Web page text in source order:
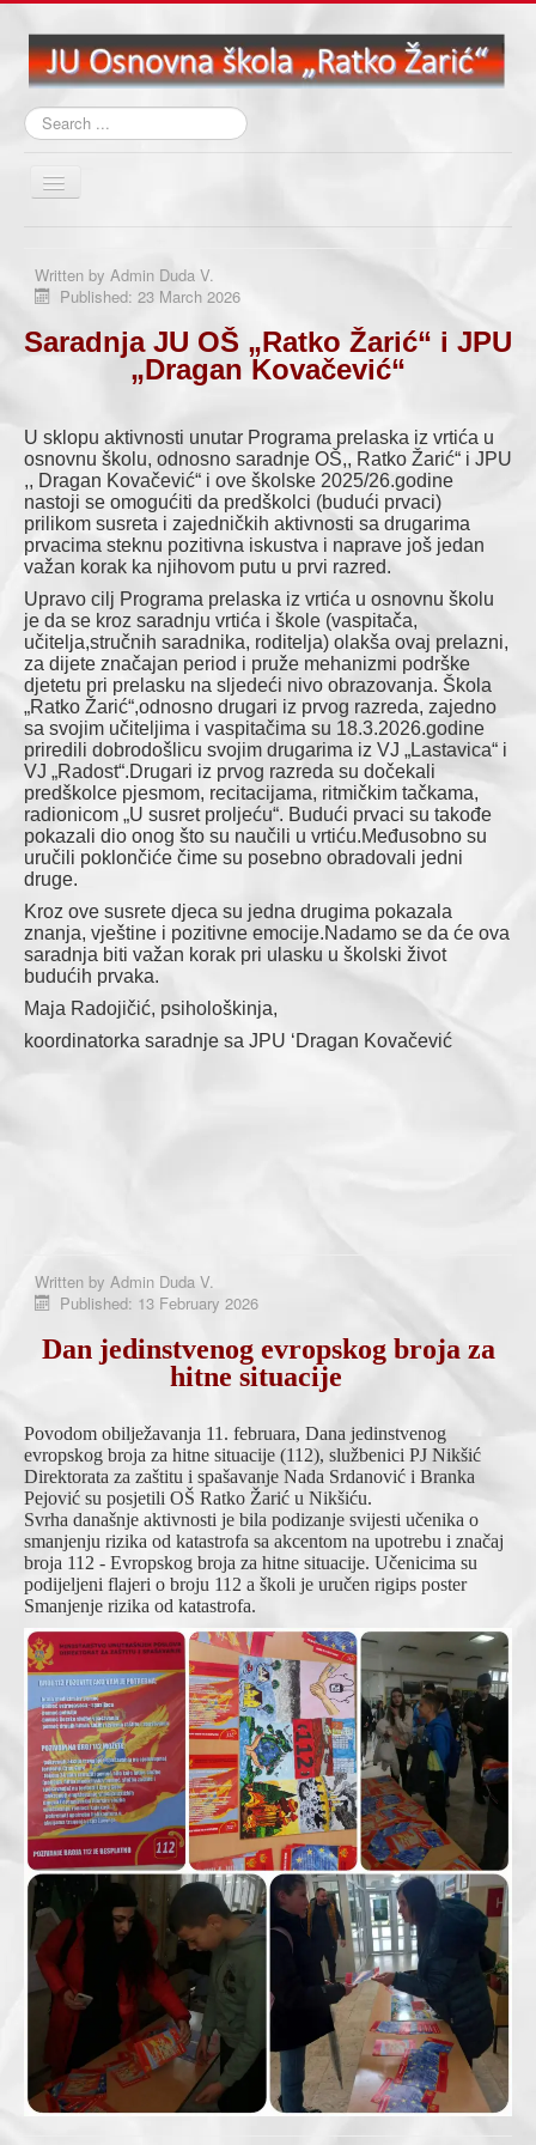
Search
...
Toggle
O školi
Biblioteka
Projekti
Školski časopisi
Obavještenja
Kontakt
Written by Admin Duda V.
Published: 23 March 2026
Saradnja JU OŠ „Ratko Žarić“ i JPU
„Dragan Kovačević“
U sklopu aktivnosti unutar Programa prelaska iz vrtića u
osnovnu školu, odnosno saradnje OŠ,, Ratko Žarić“ i JPU
,, Dragan Kovačević“ i ove školske 2025/26.godine
nastoji se omogućiti da predškolci (budući prvaci)
prilikom susreta i zajedničkih aktivnosti sa drugarima
prvacima steknu pozitivna iskustva i naprave još jedan
važan korak ka njihovom putu u prvi razred.
Upravo cilj Programa prelaska iz vrtića u osnovnu školu
je da se kroz saradnju vrtića i škole (vaspitača,
učitelja,stručnih saradnika, roditelja) olakša ovaj prelazni,
za dijete značajan period i pruže mehanizmi podrške
djetetu pri prelasku na sljedeći nivo obrazovanja. Škola
„Ratko Žarić“,odnosno drugari iz prvog razreda, zajedno
sa svojim učiteljima i vaspitačima su 18.3.2026.godine
priredili dobrodošlicu svojim drugarima iz VJ „Lastavica“ i
VJ „Radost“.Drugari iz prvog razreda su dočekali
predškolce pjesmom, recitacijama, ritmičkim tačkama,
radionicom „U susret proljeću“. Budući prvaci su takođe
pokazali dio onog što su naučili u vrtiću.Međusobno su
uručili poklončiće čime su posebno obradovali jedni
druge.
Kroz ove susrete djeca su jedna drugima pokazala
znanja, vještine i pozitivne emocije.Nadamo se da će ova
saradnja biti važan korak pri ulasku u školski život
budućih prvaka.
Maja Radojičić, psihološkinja,
koordinatorka saradnje sa JPU ‘Dragan Kovačević
Written by Admin Duda V.
Published: 13 February 2026
Dan jedinstvenog evropskog broja za
hitne situacije
Povodom obilježavanja 11. februara, Dana jedinstvenog
evropskog broja za hitne situacije (112), službenici PJ Nikšić
Direktorata za zaštitu i spašavanje Nada Srdanović i Branka
Pejović su posjetili OŠ Ratko Žarić u Nikšiću.
Svrha današnje aktivnosti je bila podizanje svijesti učenika o
smanjenju rizika od katastrofa sa akcentom na upotrebu i značaj
broja 112 - Evropskog broja za hitne situacije. Učenicima su
podijeljeni flajeri o broju 112 a školi je uručen rigips poster
Smanjenje rizika od katastrofa.